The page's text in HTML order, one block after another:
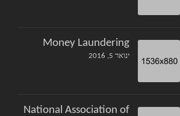
Money Laundering
ינואר 5, 2016
National Association of